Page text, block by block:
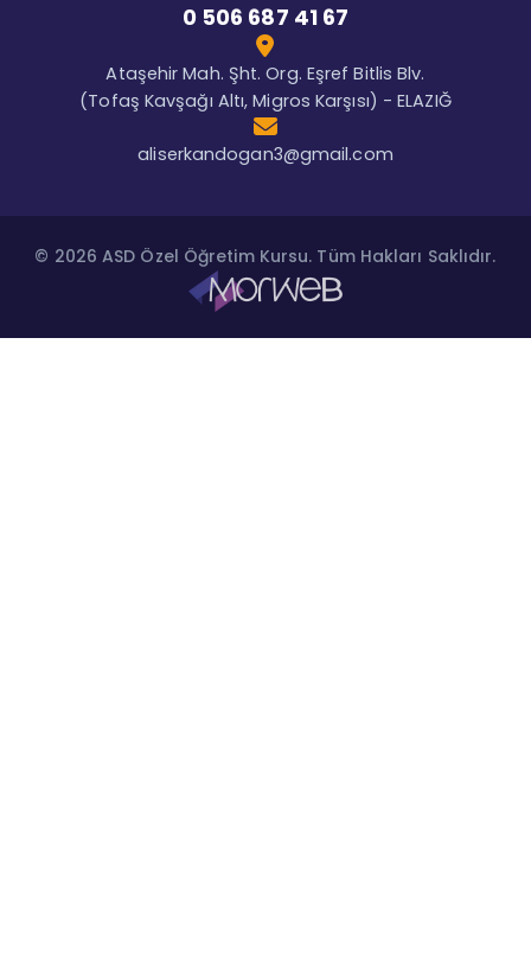
0 506 687 41 67
Ataşehir Mah. Şht. Org. Eşref Bitlis Blv.
(Tofaş Kavşağı Altı, Migros Karşısı) - ELAZIĞ
aliserkandogan3@gmail.com
© 2026 ASD Özel Öğretim Kursu. Tüm Hakları Saklıdır.